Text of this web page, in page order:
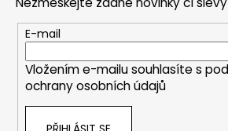
E-mail
Vložením e-mailu souhlasíte s
ochrany osobních údajů